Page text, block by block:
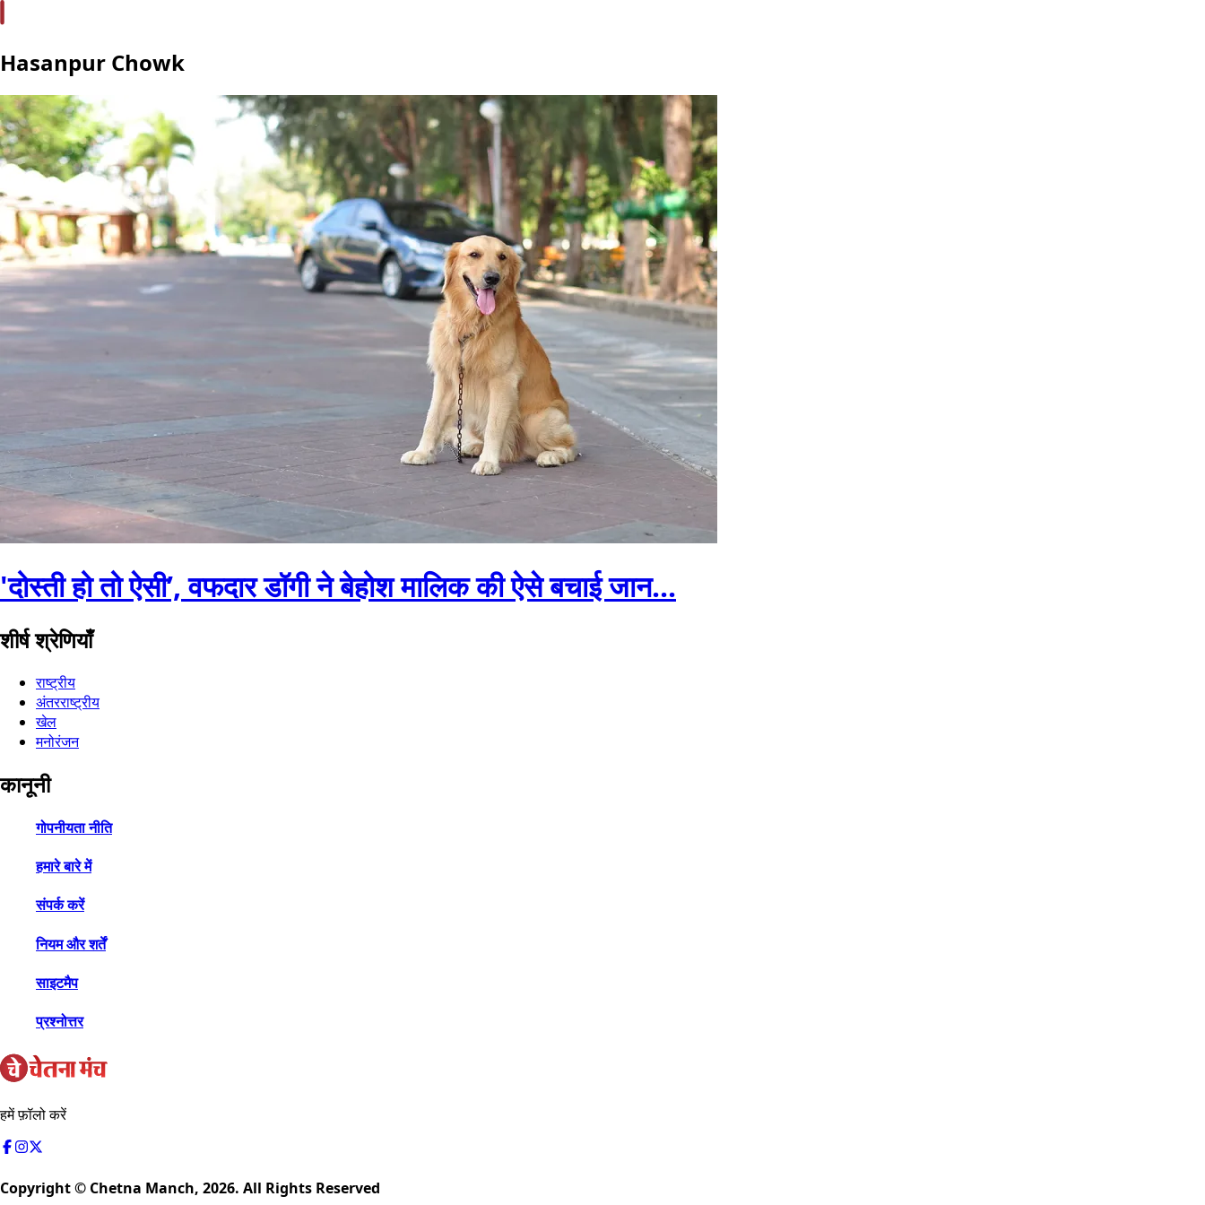
Hasanpur Chowk
'दोस्ती हो तो ऐसी’, वफदार डॉगी ने बेहोश मालिक की ऐसे बचाई जान...
शीर्ष श्रेणियाँ
राष्ट्रीय
अंतरराष्ट्रीय
खेल
मनोरंजन
कानूनी
गोपनीयता नीति
हमारे बारे में
संपर्क करें
नियम और शर्तें
साइटमैप
प्रश्नोत्तर
हमें फ़ॉलो करें
Copyright © Chetna Manch, 2026. All Rights Reserved